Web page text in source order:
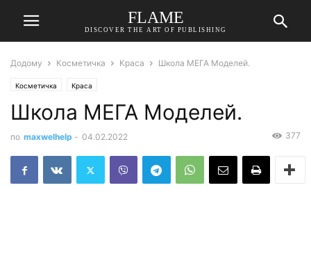
FLAME
DISCOVER THE ART OF PUBLISHING
Додому Косметичка Краса Школа МЕГА Моделей.
Косметичка Краса
Школа МЕГА Моделей.
по maxwelhelp - 04.02.2022 377